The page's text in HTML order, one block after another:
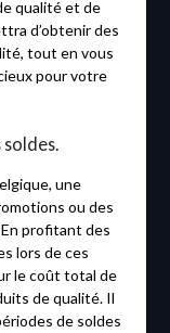
qualité et de
d’obtenir des
tout en vous
pour votre
une
ou des
profitant des
lors de ces
le coût total de
de qualité. Il
de soldes